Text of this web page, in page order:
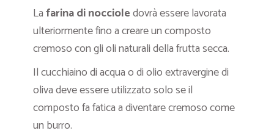
Lafarina di noccioledovrà essere lavorata
ulteriormente fino a creare un composto
cremoso con gli oli naturali della frutta secca.
Il cucchiaino di acqua o di olio extravergine di
oliva deve essere utilizzato solo se il
composto fa fatica a diventare cremoso come
un burro.